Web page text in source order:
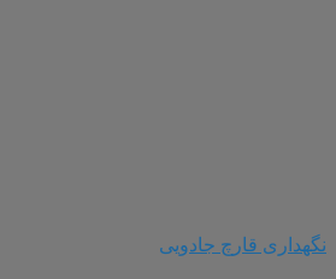
نگهداری قارچ جادویی